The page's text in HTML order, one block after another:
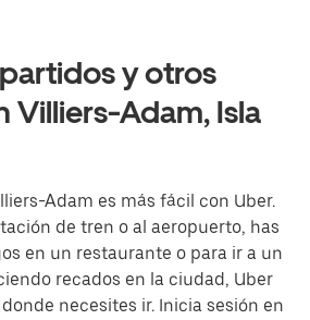
y otros
Villiers-Adam, Isla
Adam es más fácil con Uber.
de tren o al aeropuerto, has
en un restaurante o para ir a un
recados en la ciudad, Uber
necesites ir. Inicia sesión en